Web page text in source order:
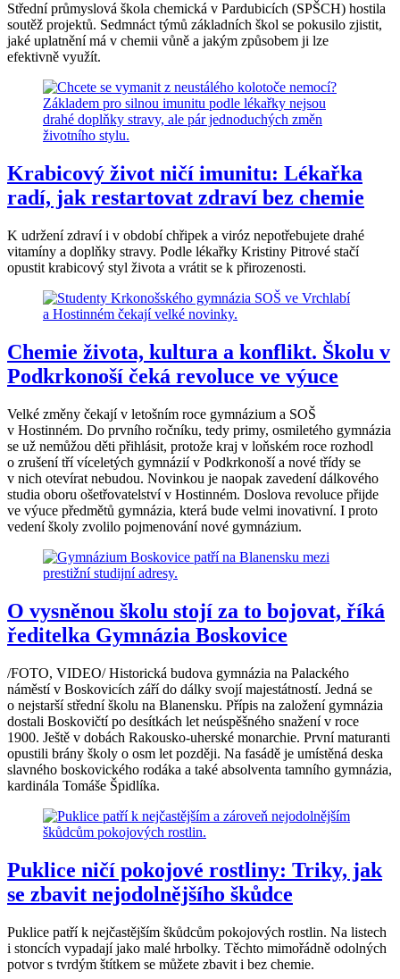
Střední průmyslová škola chemická v Pardubicích (SPŠCH) hostila
soutěž projektů. Sedmnáct týmů základních škol se pokusilo zjistit,
jaké uplatnění má v chemii vůně a jakým způsobem ji lze
efektivně využít.
Krabicový život ničí imunitu: Lékařka
radí, jak restartovat zdraví bez chemie
K udržení zdraví i v období chřipek a viróz nepotřebujete drahé
vitamíny a doplňky stravy. Podle lékařky Kristiny Pitrové stačí
opustit krabicový styl života a vrátit se k přirozenosti.
Chemie života, kultura a konflikt. Školu v
Podkrkonoší čeká revoluce ve výuce
Velké změny čekají v letošním roce gymnázium a SOŠ
v Hostinném. Do prvního ročníku, tedy primy, osmiletého gymnázia
se už nemůžou děti přihlásit, protože kraj v loňském roce rozhodl
o zrušení tří víceletých gymnázií v Podkrkonoší a nové třídy se
v nich otevírat nebudou. Novinkou je naopak zavedení dálkového
studia oboru ošetřovatelství v Hostinném. Doslova revoluce přijde
ve výuce předmětů gymnázia, která bude velmi inovativní. I proto
vedení školy zvolilo pojmenování nové gymnázium.
O vysněnou školu stojí za to bojovat, říká
ředitelka Gymnázia Boskovice
/FOTO, VIDEO/ Historická budova gymnázia na Palackého
náměstí v Boskovicích září do dálky svojí majestátností. Jedná se
o nejstarší střední školu na Blanensku. Přípis na založení gymnázia
dostali Boskovičtí po desítkách let neúspěšného snažení v roce
1900. Ještě v dobách Rakousko-uherské monarchie. První maturanti
opustili brány školy o osm let později. Na fasádě je umístěná deska
slavného boskovického rodáka a také absolventa tamního gymnázia,
kardinála Tomáše Špidlíka.
Puklice ničí pokojové rostliny: Triky, jak
se zbavit nejodolnějšího škůdce
Puklice patří k nejčastějším škůdcům pokojových rostlin. Na listech
i stoncích vypadají jako malé hrbolky. Těchto mimořádně odolných
potvor s tvrdým štítkem se můžete zbavit i bez chemie.